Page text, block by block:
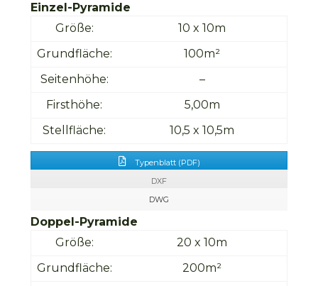
Einzel-Pyramide
Größe:
10 x 10m
Grundfläche:
100m²
Seitenhöhe:
–
Firsthöhe:
5,00m
Stellfläche:
10,5 x 10,5m
Typenblatt (PDF)
DXF
DWG
Doppel-Pyramide
Größe:
20 x 10m
Grundfläche:
200m²